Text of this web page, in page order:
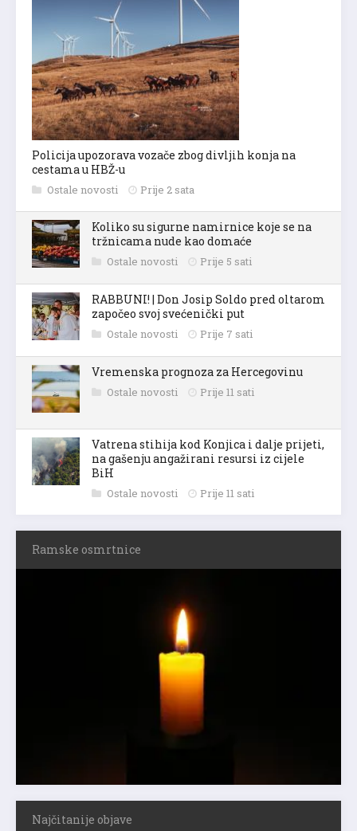
Policija upozorava vozače zbog divljih konja na
cestama u HBŽ-u
Ostale novosti Prije 2 sata
Koliko su sigurne namirnice koje se na
tržnicama nude kao domaće
Ostale novosti Prije 5 sati
RABBUNI! | Don Josip Soldo pred oltarom
započeo svoj svećenički put
Ostale novosti Prije 7 sati
Vremenska prognoza za Hercegovinu
Ostale novosti Prije 11 sati
Vatrena stihija kod Konjica i dalje prijeti,
na gašenju angažirani resursi iz cijele
BiH
Ostale novosti Prije 11 sati
Ramske osmrtnice
Najčitanije objave